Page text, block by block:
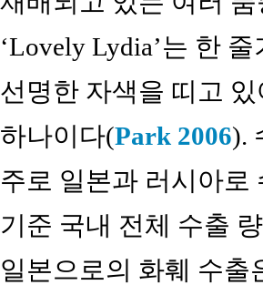
‘Lovely Lydia’는 한
선명한 자색을 띠고
하나이다(Park 2006).
주로 일본과 러시아로
기준 국내 전체 수출
일본으로의 화훼 수출